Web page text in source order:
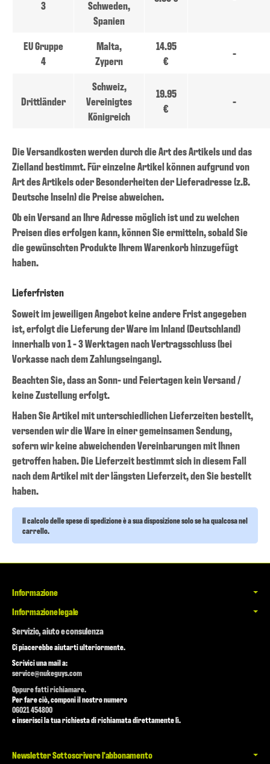
3
Schweden,
Spanien
EU Gruppe
4
Malta,
Zypern
14.95
€
-
Drittländer
Schweiz,
Vereinigtes
Königreich
19.95
€
-
Die Versandkosten werden durch die Art des Artikels und das
Zielland bestimmt. Für einzelne Artikel können aufgrund von
Art des Artikels oder Besonderheiten der Lieferadresse (z.B.
Deutsche Inseln) die Preise abweichen.
Ob ein Versand an Ihre Adresse möglich ist und zu welchen
Preisen dies erfolgen kann, können Sie ermitteln, sobald Sie
die gewünschten Produkte Ihrem Warenkorb hinzugefügt
haben.
Lieferfristen
Soweit im jeweiligen Angebot keine andere Frist angegeben
ist, erfolgt die Lieferung der Ware im Inland (Deutschland)
innerhalb von 1 - 3 Werktagen nach Vertragsschluss (bei
Vorkasse nach dem Zahlungseingang).
Beachten Sie, dass an Sonn- und Feiertagen kein Versand /
keine Zustellung erfolgt.
Haben Sie Artikel mit unterschiedlichen Lieferzeiten bestellt,
versenden wir die Ware in einer gemeinsamen Sendung,
sofern wir keine abweichenden Vereinbarungen mit Ihnen
getroffen haben. Die Lieferzeit bestimmt sich in diesem Fall
nach dem Artikel mit der längsten Lieferzeit, den Sie bestellt
haben.
Il calcolo delle spese di spedizione è a sua disposizione solo se ha qualcosa nel
carrello.
Informazione
Informazione legale
Servizio, aiuto e consulenza
Ci piacerebbe aiutarti ulteriormente.
Scrivici una mail a:
service@nukeguys.com
Oppure fatti richiamare.
Per fare ciò, componi il nostro numero
06021 454800
e inserisci la tua richiesta di richiamata direttamente lì.
Newsletter Sottoscrivere l'abbonamento